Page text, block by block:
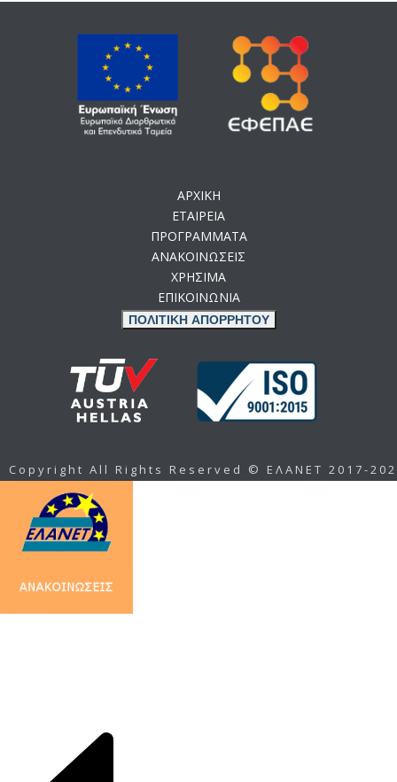
ΑΡΧΙΚΗ
ΕΤΑΙΡΕΙΑ
ΠΡΟΓΡΑΜΜΑΤΑ
ΑΝΑΚΟΙΝΩΣΕΙΣ
ΧΡΗΣΙΜΑ
ΕΠΙΚΟΙΝΩΝΙΑ
ΠΟΛΙΤΙΚΗ ΑΠΟΡΡΗΤΟΥ
Copyright All Rights Reserved © ΕΛΑΝΕΤ 2017-